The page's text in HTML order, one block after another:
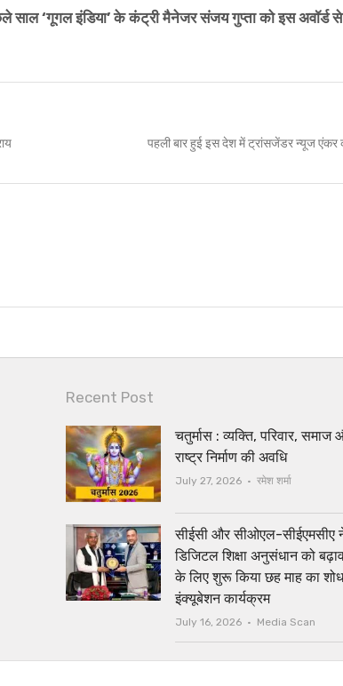
साल ‘गूगल इंडिया’ के कंट्री मैनेजर संजय गुप्ता को इस अवॉर्ड से
Next
पहली बार हुई इस देश में ट्रांसजेंडर न्यूज एंकर
Recent Post
चतुर्मास : व्यक्ति, परिवार, समाज
राष्ट्र निर्माण की अवधि
July 27, 2026 Author
रमेश शर्मा
सीईसी और सीओएल-सीईएमसीए
डिजिटल शिक्षा अनुसंधान को
के लिए शुरू किया छह माह का
इंक्यूबेशन कार्यक्रम
July 16, 2026 Author
Media Scan